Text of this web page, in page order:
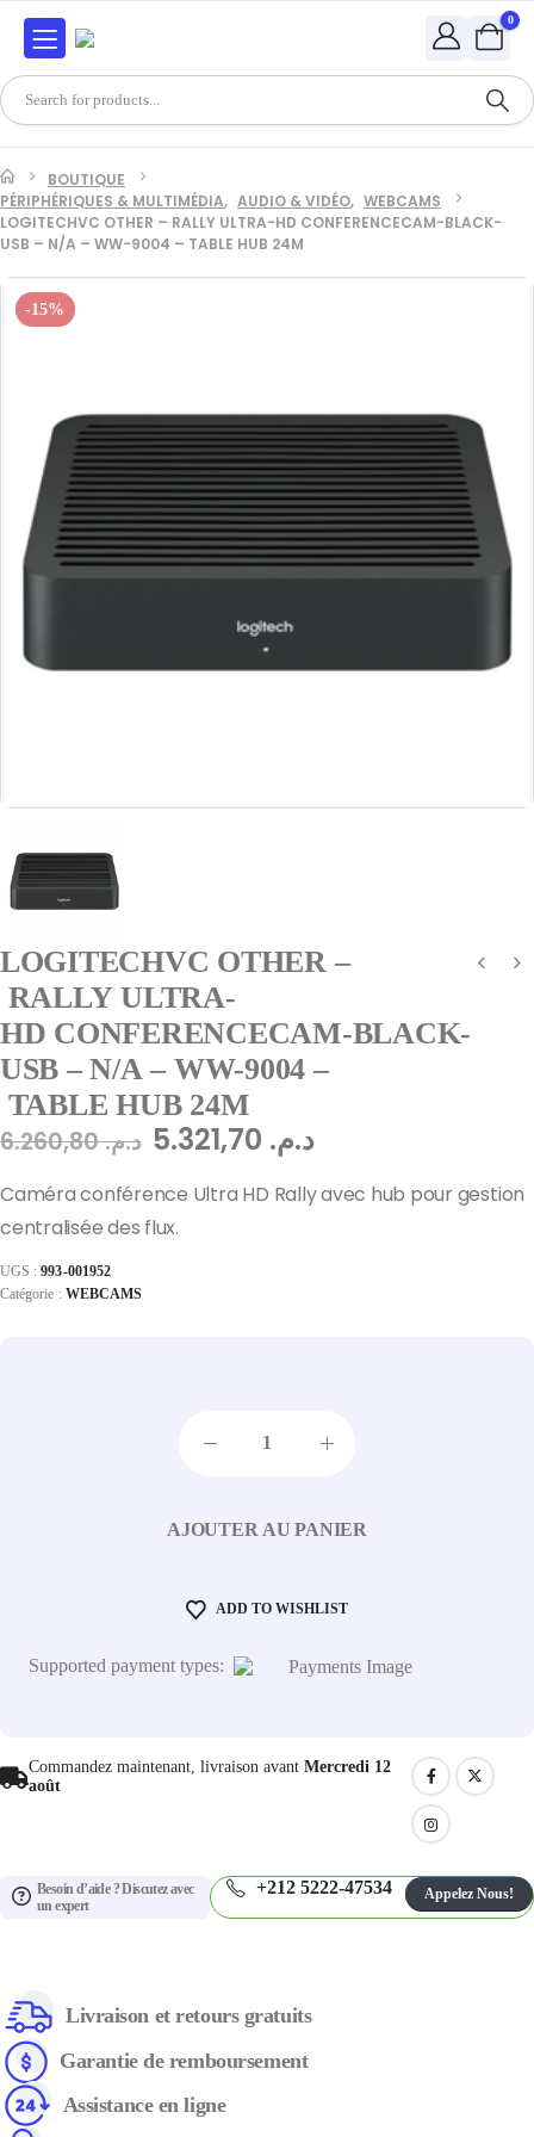
0
BOUTIQUE
PÉRIPHÉRIQUES & MULTIMÉDIA, AUDIO & VIDÉO, WEBCAMS
LOGITECHVC OTHER – RALLY ULTRA-HD CONFERENCECAM-BLACK-
USB – N/A – WW-9004 – TABLE HUB 24M
-15%
LOGITECHVC OTHER –
RALLY ULTRA-
HD CONFERENCECAM-BLACK-
USB – N/A – WW-9004 –
TABLE HUB 24M
د.م.6.260,80 د.م.
Caméra conférence Ultra HD Rally avec hub pour gestion
centralisée des flux.
UGS :993-001952
Catégorie : WEBCAMS
AJOUTER AU PANIER
ADD TO WISHLIST
Supported payment types:
Commandez maintenant, livraison avant Mercredi 12
août
Besoin d’aide ? Discutez avec
un expert
+212 5222-47534 Appelez Nous!
Livraison et retours gratuits
Garantie de remboursement
Assistance en ligne